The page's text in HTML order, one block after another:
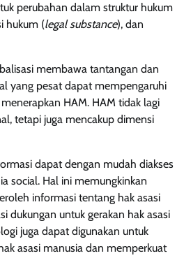
perubahan dalam struktur hukum
hukum (legal substance), dan
membawa tantangan dan
yang pesat dapat mempengaruhi
HAM. HAM tidak lagi
tetapi juga mencakup dimensi
dapat dengan mudah diakses
social. Hal ini memungkinkan
informasi tentang hak asasi
dukungan untuk gerakan hak asasi
juga dapat digunakan untuk
asasi manusia dan memperkuat